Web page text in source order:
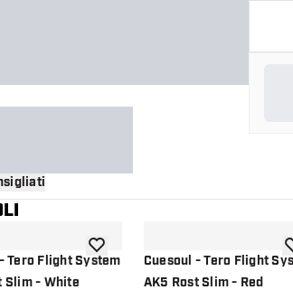
desideri
Tero Flight System
Slim - White
aggiungi alla lista dei desideri
Cuesoul - Tero Flight
AK5 Rost Slim - Red